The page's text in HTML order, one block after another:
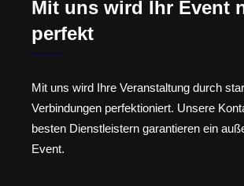
Mit uns wird Ihr Event
perfekt
Mit uns wird Ihre Veranstaltung durch
Verbindungen perfektioniert. Unsere
besten Dienstleistern garantieren ein
Event.